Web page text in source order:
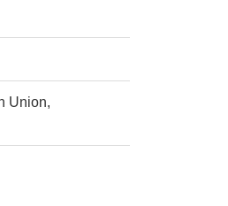
Union,